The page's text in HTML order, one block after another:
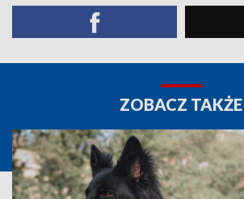
ZOBACZ TAKŻE